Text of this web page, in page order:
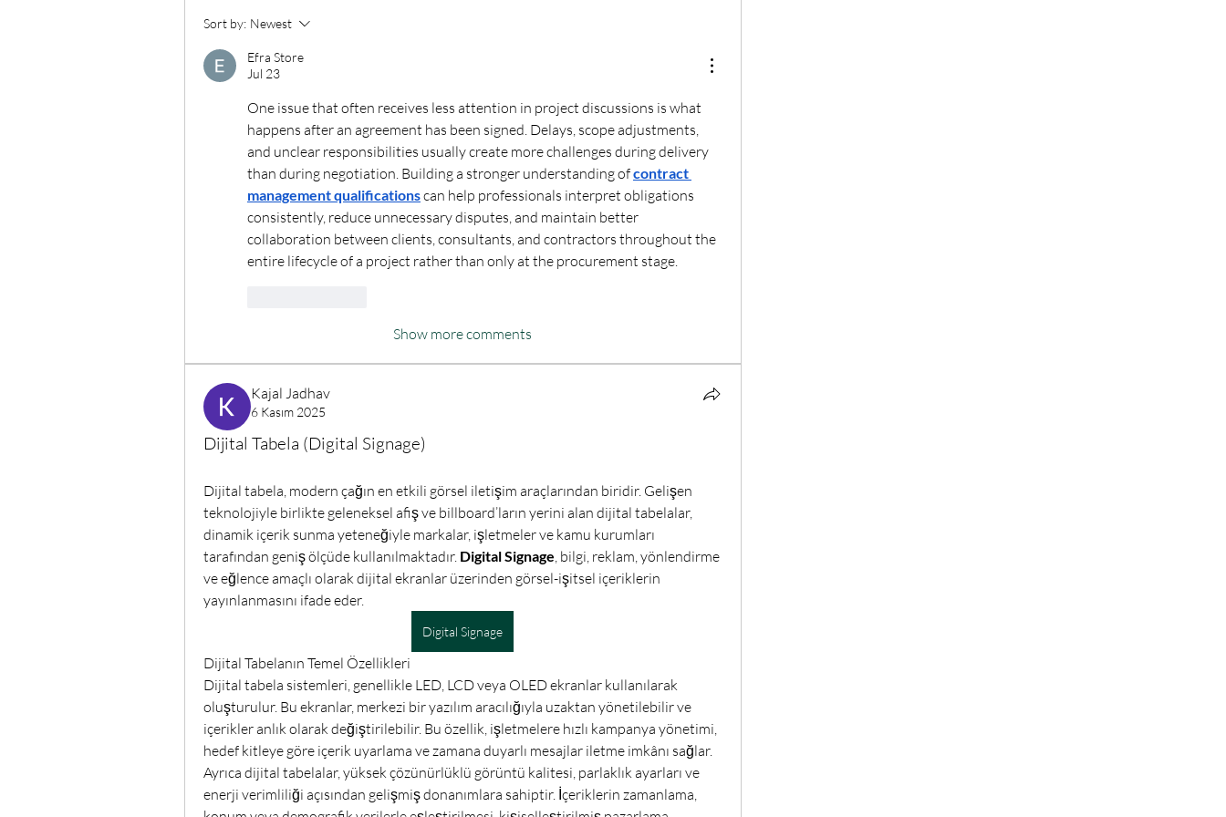
Sort by: Newest
Efra Store
Jul 23
One issue that often receives less attention in project discussions is what
happens after an agreement has been signed. Delays, scope adjustments,
and unclear responsibilities usually create more challenges during delivery
than during negotiation. Building a stronger understanding of contract
management qualifications can help professionals interpret obligations
consistently, reduce unnecessary disputes, and maintain better
collaboration between clients, consultants, and contractors throughout the
entire lifecycle of a project rather than only at the procurement stage.
Show more comments
Kajal Jadhav
6 Kasım 2025
Dijital Tabela (Digital Signage)
Dijital tabela, modern çağın en etkili görsel iletişim araçlarından biridir. Gelişen
teknolojiyle birlikte geleneksel afiş ve billboard’ların yerini alan dijital tabelalar,
dinamik içerik sunma yeteneğiyle markalar, işletmeler ve kamu kurumları
tarafından geniş ölçüde kullanılmaktadır. Digital Signage, bilgi, reklam, yönlendirme
ve eğlence amaçlı olarak dijital ekranlar üzerinden görsel-işitsel içeriklerin
yayınlanmasını ifade eder.
Digital Signage
Dijital Tabelanın Temel Özellikleri
Dijital tabela sistemleri, genellikle LED, LCD veya OLED ekranlar kullanılarak
oluşturulur. Bu ekranlar, merkezi bir yazılım aracılığıyla uzaktan yönetilebilir ve
içerikler anlık olarak değiştirilebilir. Bu özellik, işletmelere hızlı kampanya yönetimi,
hedef kitleye göre içerik uyarlama ve zamana duyarlı mesajlar iletme imkânı sağlar.
Ayrıca dijital tabelalar, yüksek çözünürlüklü görüntü kalitesi, parlaklık ayarları ve
enerji verimliliği açısından gelişmiş donanımlara sahiptir. İçeriklerin zamanlama,